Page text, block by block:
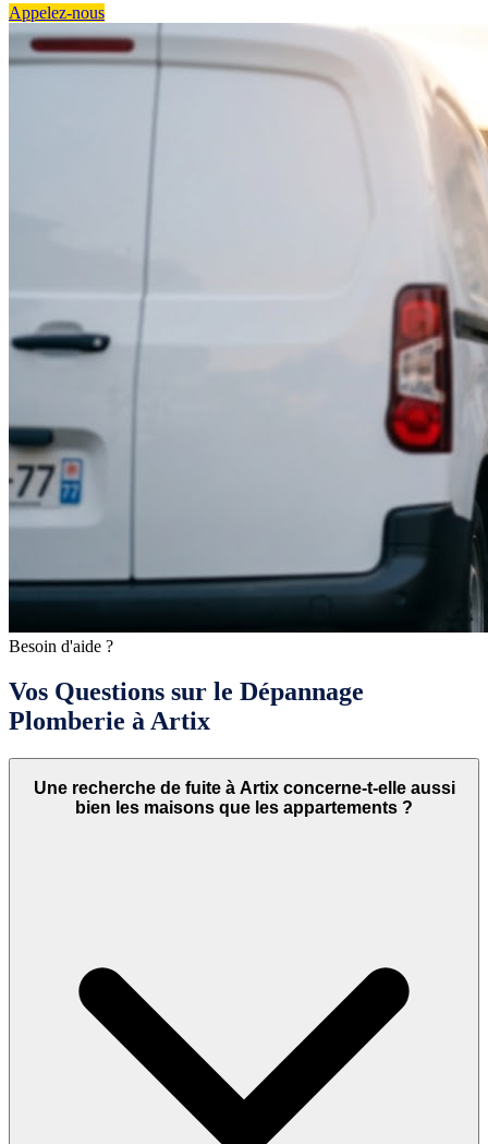
Appelez-nous
Besoin d'aide ?
Vos Questions sur le Dépannage
Plomberie à Artix
Une recherche de fuite à Artix concerne-t-elle aussi
bien les maisons que les appartements ?